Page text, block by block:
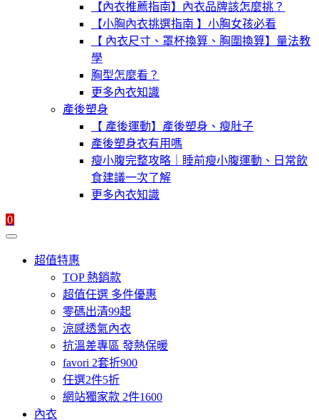
【內衣推薦指南】內衣品牌該怎麼挑？
【小胸內衣挑選指南 】小胸女孩必看
【 內衣尺寸、罩杯換算、胸圍換算】量法教
學
胸型怎麼看？
更多內衣知識
產後塑身
【 產後運動】產後塑身、瘦肚子
產後塑身衣有用嗎
瘦小腹完整攻略｜睡前瘦小腹運動、日常飲
食建議一次了解
更多內衣知識
0
超值特惠
TOP 熱銷款
超值任選 多件優惠
零碼出清99起
涼感透氣內衣
抗溫差專區 發熱保暖
favori 2套折900
任選2件5折
網站獨家款 2件1600
內衣